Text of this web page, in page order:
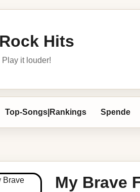
Hits
Play it louder!
Top-Songs|Rankings Spende
My Brave